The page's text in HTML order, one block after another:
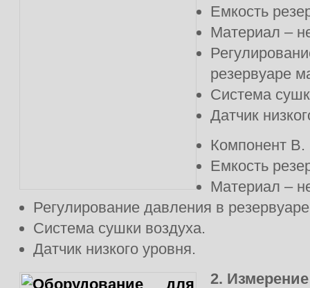
Емкость
Материал –
резервуаре
Система
Датчик
Компонент B.
Емкость
Материал –
Регулирование давления в
Система сушки воздуха.
Датчик низкого уровня.
2.